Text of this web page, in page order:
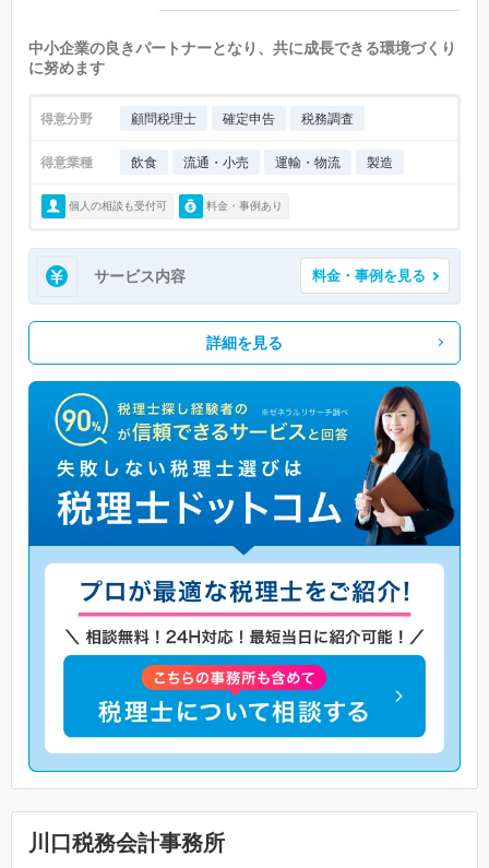
中小企業の良きパートナーとなり、共に成長できる環境づくり
に努めます
得意分野 顧問税理士 確定申告 税務調査
得意業種 飲食 流通・小売 運輸・物流 製造
個人の相談も受付可 料金・事例あり
サービス内容 料金・事例を見る
詳細を見る
川口税務会計事務所